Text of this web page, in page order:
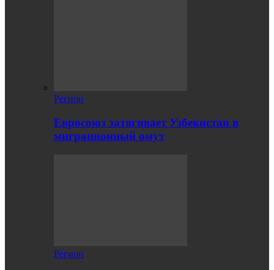
Регион
Евросоюз затягивает Узбекистан в
миграционный омут
Регион